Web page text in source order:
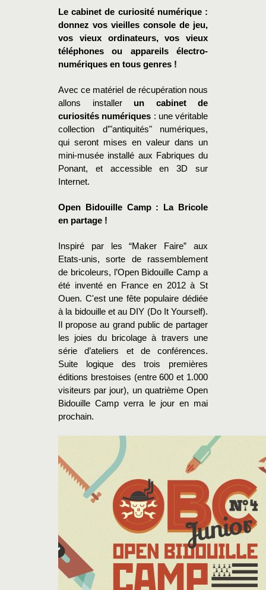
Le cabinet de curiosité numérique :
donnez vos vieilles console de jeu,
vos vieux ordinateurs, vos vieux
téléphones ou appareils électro-
numériques en tous genres !
Avec ce matériel de récupération nous
allons installer un cabinet de
curiosités numériques : une véritable
collection d’"antiquités" numériques,
qui seront mises en valeur dans un
mini-musée installé aux Fabriques du
Ponant, et accessible en 3D sur
Internet.
Open Bidouille Camp : La Bricole
en partage !
Inspiré par les “Maker Faire” aux
Etats-unis, sorte de rassemblement
de bricoleurs, l’Open Bidouille Camp a
été inventé en France en 2012 à St
Ouen. C'est une fête populaire dédiée
à la bidouille et au DIY (Do It Yourself).
Il propose au grand public de partager
les joies du bricolage à travers une
série d’ateliers et de conférences.
Suite logique des trois premières
éditions brestoises (entre 600 et 1.000
visiteurs par jour), un quatrième Open
Bidouille Camp verra le jour en mai
prochain.